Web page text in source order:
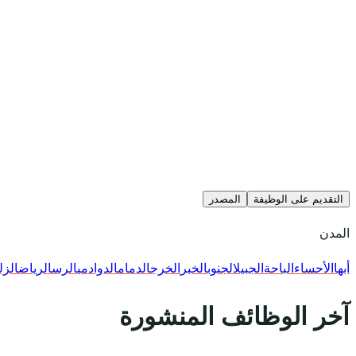
التقديم على الوظيفة المصدر
المدن
أبها الأحساء الباحة الجبيلالجنوبالخبر الخرجالدمامالدوادميالرسالرياض
آخر الوظائف المنشورة